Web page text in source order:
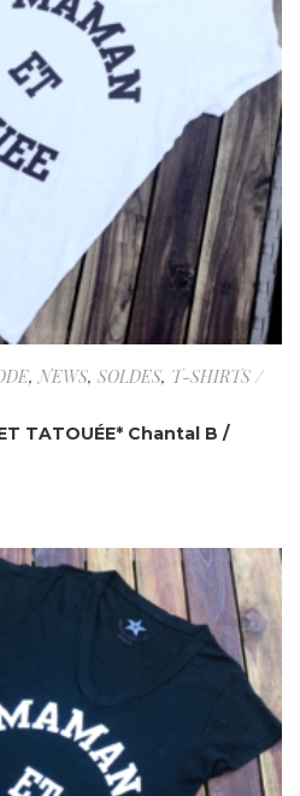
,NEWS, SOLDES, T-SHIRTS /
TATOUÉE* Chantal B /